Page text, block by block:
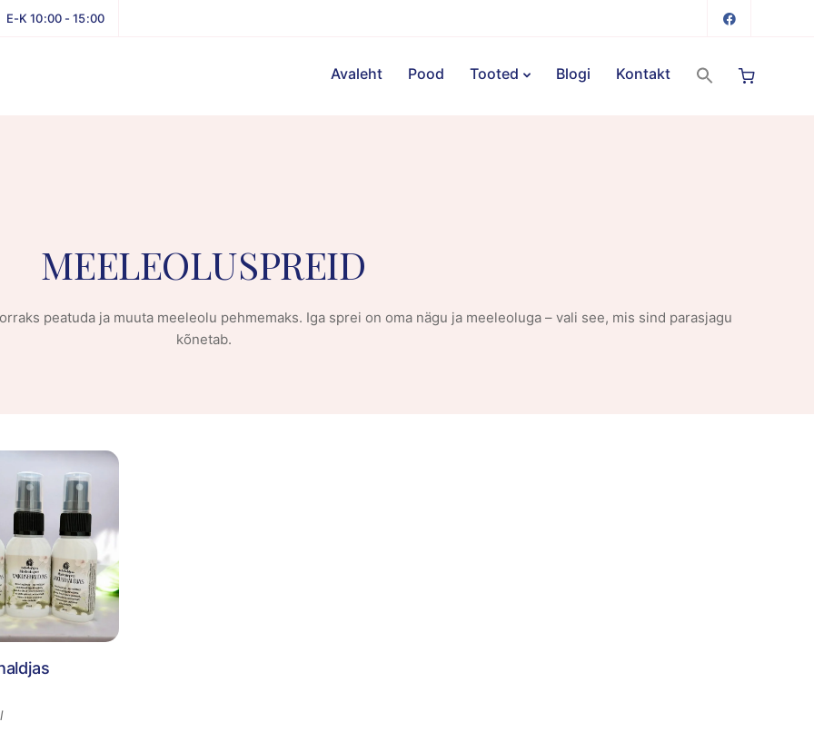
E-K 10:00 - 15:00
Avaleht Pood Tooted Blogi Kontakt
MEELEOLUSPREID
peatuda ja muuta meeleolu pehmemaks. Iga sprei on oma nägu ja meeleoluga – vali see, mis sind parasjagu
kõnetab.